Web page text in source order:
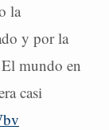
la
y por la
mundo en
casi